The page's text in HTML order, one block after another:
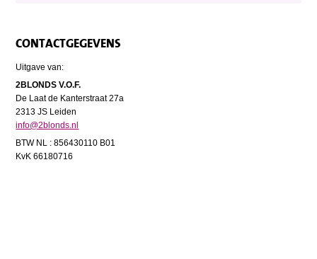
CONTACTGEGEVENS
Uitgave van:
2BLONDS V.O.F.
De Laat de Kanterstraat 27a
2313 JS Leiden
info@2blonds.nl
BTW NL : 856430110 B01
KvK 66180716